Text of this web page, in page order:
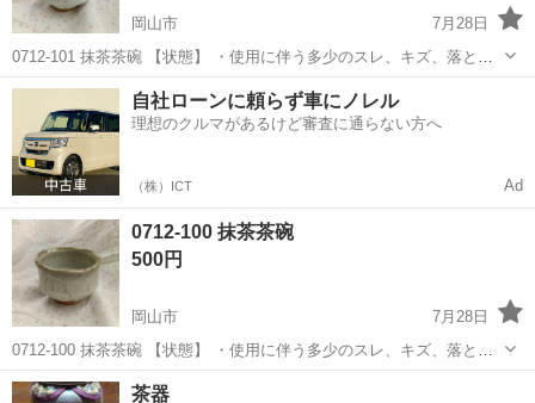
岡山市
7月28日
0712-101 抹茶茶碗 【状態】 ・使用に伴う多少のスレ、キズ、落とし
きれない汚れなどございます ・詳細は現地でご確認ください ・お値引
きは出来かねますのでご了承願います ※中古品のため、状態について
は...
岡山 岡山市 食器 抹茶茶碗
自社ローンに頼らず車にノレル
理想のクルマがあるけど審査に通らない方へ
（株）ICT Ad
0712-100 抹茶茶碗
500円
岡山市
7月28日
0712-100 抹茶茶碗 【状態】 ・使用に伴う多少のスレ、キズ、落とし
きれない汚れなどございます ・詳細は現地でご確認ください ・お値引
きは出来かねますのでご了承願います ※中古品のため、状態について
岡山 岡山市 食器
茶器